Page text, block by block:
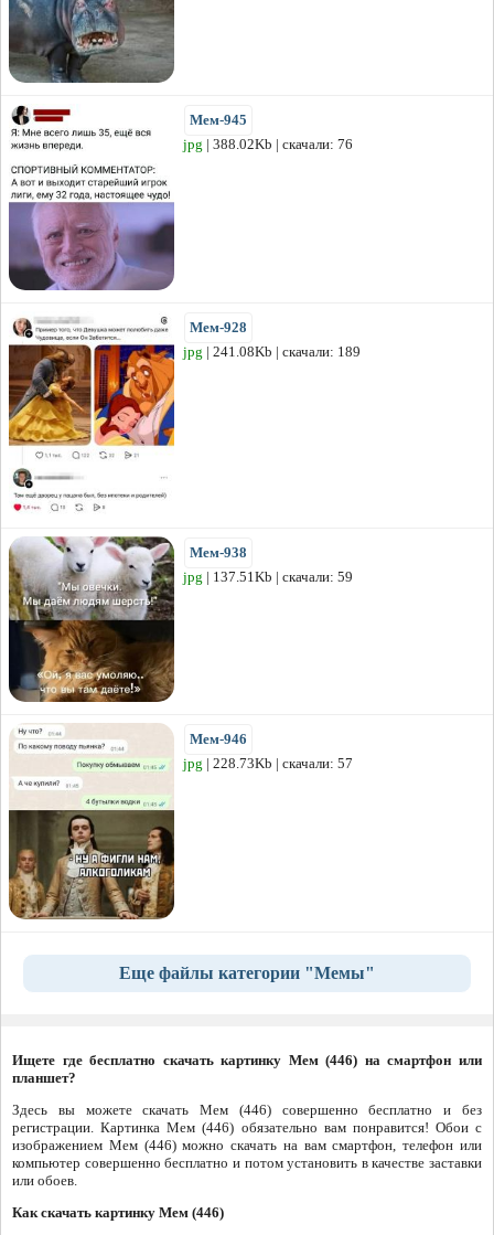
Мем-945
jpg | 388.02Kb | скачали: 76
Мем-928
jpg | 241.08Kb | скачали: 189
Мем-938
jpg | 137.51Kb | скачали: 59
Мем-946
jpg | 228.73Kb | скачали: 57
Еще файлы категории "Мемы"
Ищете где бесплатно скачать картинку Мем (446) на смартфон или
планшет?
Здесь вы можете скачать Мем (446) совершенно бесплатно и без
регистрации. Картинка Мем (446) обязательно вам понравится! Обои с
изображением Мем (446) можно скачать на вам смартфон, телефон или
компьютер совершенно бесплатно и потом установить в качестве заставки
или обоев.
Как скачать картинку Мем (446)